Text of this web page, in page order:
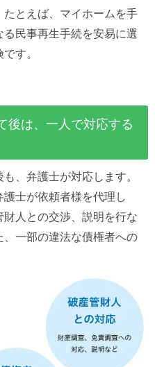
とえば、マイホームを手
民事再生手続を安易に選
す。
は、一人で対応する
、弁護士が対応します。
士が依頼者様を代理し
人との交渉、説明を行な
、一部の違法な債権者への